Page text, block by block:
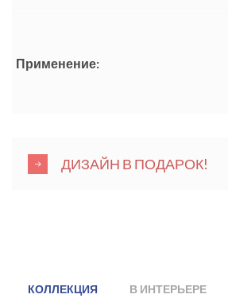
Применение:
ДИЗАЙН В ПОДАРОК!
КОЛЛЕКЦИЯ В ИНТЕРЬЕРЕ